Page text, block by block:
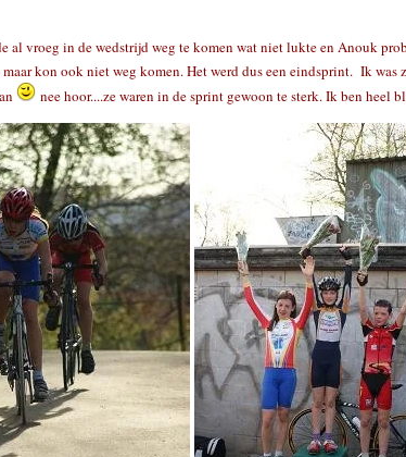
al vroeg in de wedstrijd weg te komen wat niet lukte en Anouk
maar kon ook niet weg komen. Het werd dus een eindsprint. Ik was
nee hoor....ze waren in de sprint gewoon te sterk. Ik ben heel